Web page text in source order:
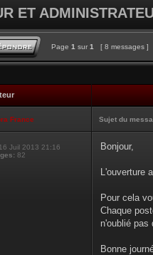
ET
Page 1 sur 1 [ 8 messages ]
France Sujet du
Juil 2013 21:16
82
Bonjour,
L'ouverture
Pour cela
Chaque
n'oublié pas
Bonne